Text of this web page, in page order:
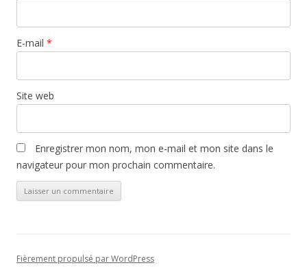
E-mail *
Site web
Enregistrer mon nom, mon e-mail et mon site dans le
navigateur pour mon prochain commentaire.
Fièrement propulsé par WordPress